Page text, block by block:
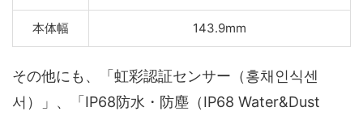
本体幅 143.9mm
その他にも、「虹彩認証センサー（홍채인식센
서）」、「IP68防水・防塵（IP68 Water&Dust